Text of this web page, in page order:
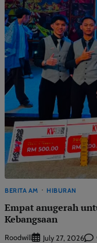
BERITA AM HIBURAN
Empat anugerah
Kebangsaan
Roodwill July 27, 2026